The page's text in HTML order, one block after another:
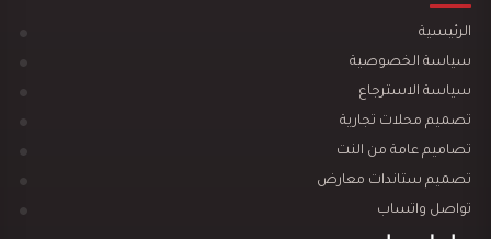
الرئيسية
سياسة الخصوصية
سياسة الاسترجاع
تصميم محلات تجارية
تصاميم عامة من النت
تصميم ستاندات معارض
تواصل واتساب